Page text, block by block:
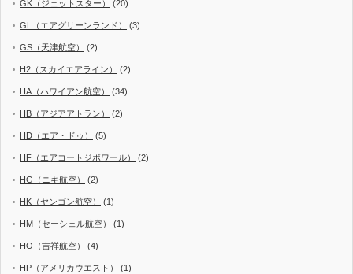
GK（ジェットスター） (20)
GL（エアグリーンランド） (3)
GS（天津航空） (2)
H2（スカイエアライン） (2)
HA（ハワイアン航空） (34)
HB（アジアアトラン） (2)
HD（エア・ドゥ） (5)
HF（エアコートジボワール） (2)
HG（ニキ航空） (2)
HK（ヤンゴン航空） (1)
HM（セーシェル航空） (1)
HO（吉祥航空） (4)
HP（アメリカウエスト） (1)